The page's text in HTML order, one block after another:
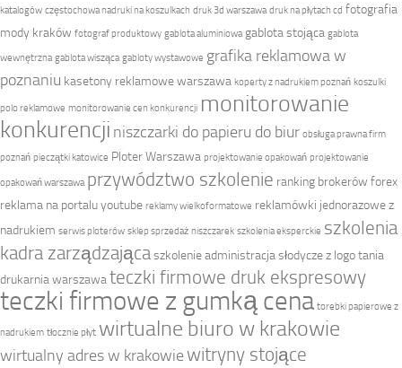
katalogów częstochowa nadruki na koszulkach druk 3d warszawa druk na płytach cd fotografia
mody kraków fotograf produktowy gablota aluminiowa gablota stojąca gablota
wewnętrzna gablota wisząca gabloty wystawowe grafika reklamowa w
poznaniu kasetony reklamowe warszawa koperty z nadrukiem poznań koszulki
polo reklamowe monitorowanie cen konkurencji monitorowanie
konkurencji niszczarki do papieru do biur obsługa prawna firm
poznań pieczątki katowice Ploter Warszawa projektowanie opakowań projektowanie
opakowań warszawa przywództwo szkolenie ranking brokerów forex
reklama na portalu youtube reklamy wielkoformatowe reklamówki jednorazowe z
nadrukiem serwis ploterów sklep sprzedaż niszczarek szkolenia eksperckie szkolenia
kadra zarządzająca szkolenie administracjasłodycze z logotania
drukarnia warszawateczki firmowe druk ekspresowy
teczki firmowe z gumką cena torebki papierowe z
nadrukiem tłocznie płyt wirtualne biuro w krakowie
wirtualny adres w krakowiewitryny stojące